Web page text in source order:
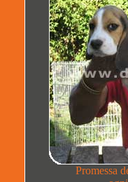
Promessa